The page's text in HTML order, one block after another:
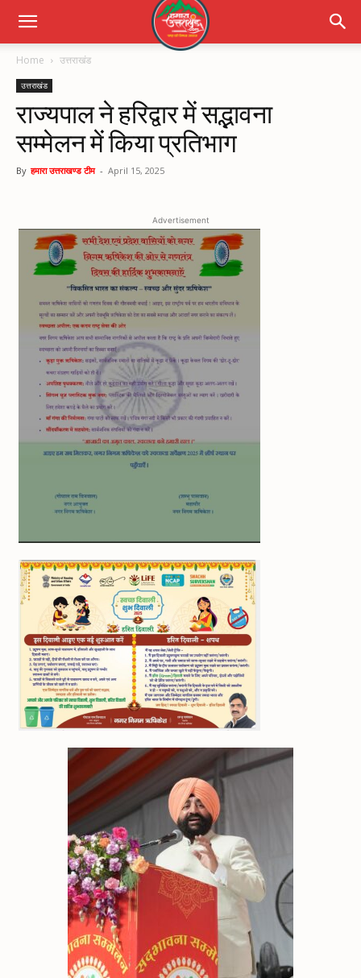
Home उत्तराखंड
उत्तराखंड
राज्यपाल ने हरिद्वार में सद्भावना
सम्मेलन में किया प्रतिभाग
By हमारा उत्तराखण्ड टीम - April 15, 2025
Advertisement